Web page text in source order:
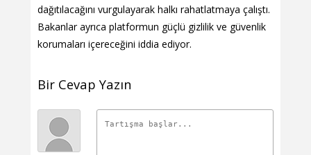
dağıtılacağını vurgulayarak halkı rahatlatmaya çalıştı.
Bakanlar ayrıca platformun güçlü gizlilik ve güvenlik
korumaları içereceğini iddia ediyor.
Bir Cevap Yazın